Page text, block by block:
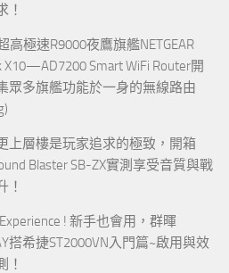
！
高極速R9000夜鷹旗艦NETGEAR
X10—AD7200 Smart WiFi Router開
眾多旗艦功能於一身的無線路由
上層樓是玩家追求的極致，開箱
Blaster SB-ZX實測享受音質與戰
！
Experience ! 新手也會用，群暉
搭希捷ST2000VN入門篇~啟用與效
！